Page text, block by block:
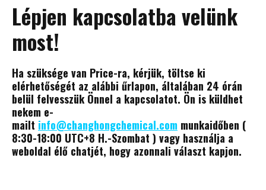
Lépjen kapcsolatba velünk
most!
Ha szüksége van Price-ra, kérjük, töltse ki
elérhetőségét az alábbi űrlapon, általában 24 órán
belül felvesszük Önnel a kapcsolatot. Ön is küldhet
nekem e-
mailt info@changhongchemical.com munkaidőben (
8:30-18:00 UTC+8 H.-Szombat ) vagy használja a
weboldal élő chatjét, hogy azonnali választ kapjon.